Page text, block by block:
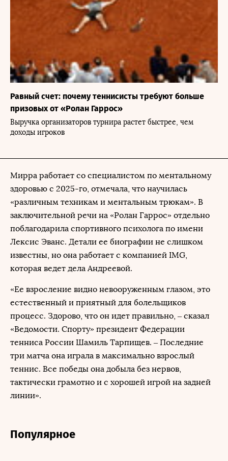
Равный счет: почему теннисисты требуют больше
призовых от «Ролан Гаррос»
Выручка организаторов турнира растет быстрее, чем
доходы игроков
Мирра работает со специалистом по ментальному
здоровью с 2025-го, отмечала, что научилась
«различным техникам и ментальным трюкам». В
заключительной речи на «Ролан Гаррос» отдельно
поблагодарила спортивного психолога по имени
Лексис Эванс. Детали ее биографии не слишком
известны, но она работает с компанией IMG,
которая ведет дела Андреевой.
«Ее взросление видно невооруженным глазом, это
естественный и приятный для болельщиков
процесс. Здорово, что он идет правильно, – сказал
«Ведомости. Спорту» президент Федерации
тенниса России Шамиль Тарпищев. – Последние
три матча она играла в максимально взрослый
теннис. Все победы она добыла без нервов,
тактически грамотно и с хорошей игрой на задней
линии».
Популярное